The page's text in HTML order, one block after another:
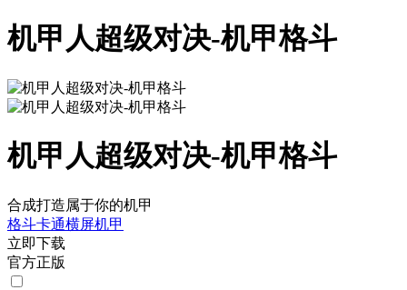
机甲人超级对决-机甲格斗
机甲人超级对决-机甲格斗
合成打造属于你的机甲
格斗卡通横屏机甲
立即下载
官方正版